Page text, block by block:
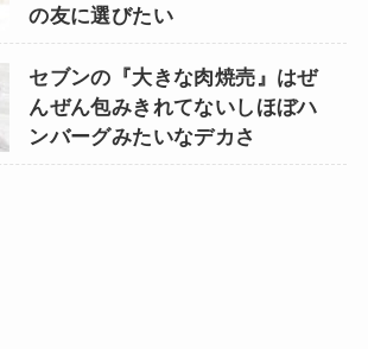
の友に選びたい
セブンの『大きな肉焼売』はぜ
んぜん包みきれてないしほぼハ
ンバーグみたいなデカさ